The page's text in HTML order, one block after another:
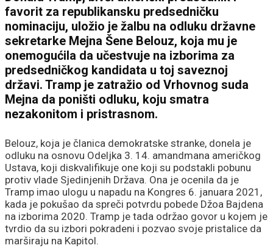
favorit za republikansku predsedničku
nominaciju, uložio je žalbu na odluku državne
sekretarke Mejna Šene Belouz, koja mu je
onemogućila da učestvuje na izborima za
predsedničkog kandidata u toj saveznoj
državi. Tramp je zatražio od Vrhovnog suda
Mejna da poništi odluku, koju smatra
nezakonitom i pristrasnom.
Belouz, koja je članica demokratske stranke, donela je
odluku na osnovu Odeljka 3. 14. amandmana američkog
Ustava, koji diskvalifikuje one koji su podstakli pobunu
protiv vlade Sjedinjenih Država. Ona je ocenila da je
Tramp imao ulogu u napadu na Kongres 6. januara 2021,
kada je pokušao da spreči potvrdu pobede Džoa Bajdena
na izborima 2020. Tramp je tada održao govor u kojem je
tvrdio da su izbori pokradeni i pozvao svoje pristalice da
marširaju na Kapitol.